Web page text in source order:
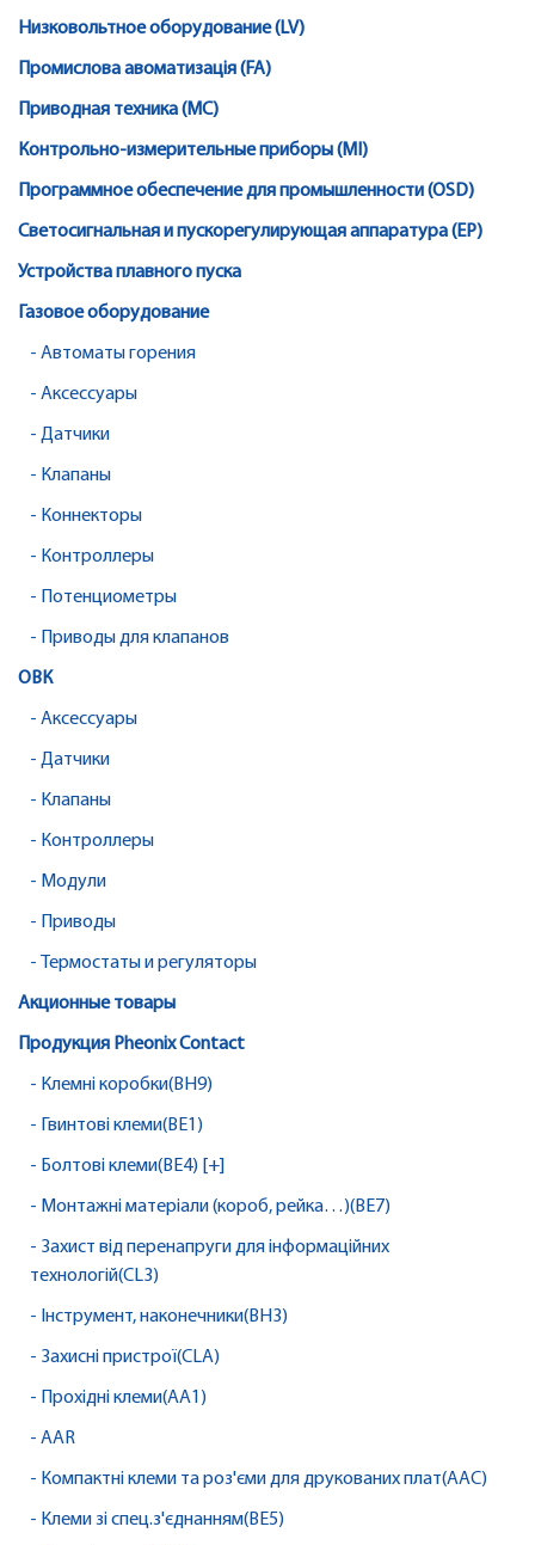
Низковольтное оборудование (LV)
Промислова авоматизація (FA)
Приводная техника (MC)
Контрольно-измерительные приборы (MI)
Программное обеспечение для промышленности (OSD)
Светосигнальная и пускорегулирующая аппаратура (EP)
Устройства плавного пуска
Газовое оборудование
- Автоматы горения
- Аксессуары
- Датчики
- Клапаны
- Коннекторы
- Контроллеры
- Потенциометры
- Приводы для клапанов
ОВК
- Аксессуары
- Датчики
- Клапаны
- Контроллеры
- Модули
- Приводы
- Термостаты и регуляторы
Акционные товары
Продукция Pheonix Contact
- Клемні коробки(BH9)
- Гвинтові клеми(BE1)
- Болтові клеми(BE4) [+]
- Монтажні матеріали (короб, рейка…)(BE7)
- Захист від перенапруги для інформаційних
технологій(CL3)
- Інструмент, наконечники(BH3)
- Захисні пристрої(CLA)
- Прохідні клеми(AA1)
- AAR
- Компактні клеми та роз'єми для друкованих плат(AAC)
- Клеми зі спец.з'єднанням(BE5)